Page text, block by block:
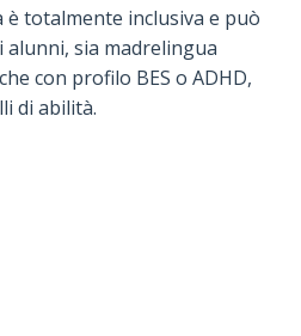
totalmente inclusiva e può
sia madrelingua
con profilo BES o ADHD,
di abilità.